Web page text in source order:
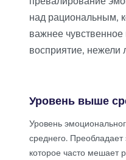
над рациональным,
важнее чувственное
восприятие, нежели
Уровень выше
Уровень
среднего.
которое часто мешает